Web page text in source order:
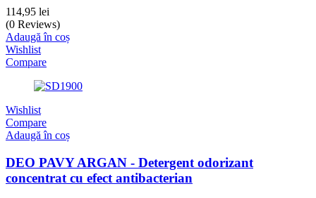
114,95 lei
(0 Reviews)
Adaugă în coș
Wishlist
Compare
Wishlist
Compare
Adaugă în coș
DEO PAVY ARGAN - Detergent odorizant
concentrat cu efect antibacterian